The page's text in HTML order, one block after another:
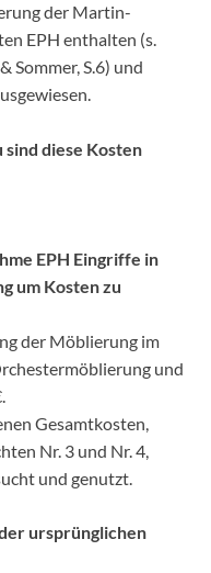
der Martin-
EPH enthalten (s.
Sommer, S.6) und
sind diese Kosten
EPH Eingriffe in
um Kosten zu
der Möblierung im
und
Gesamtkosten,
Nr. 3 und Nr. 4,
und genutzt.
ursprünglichen